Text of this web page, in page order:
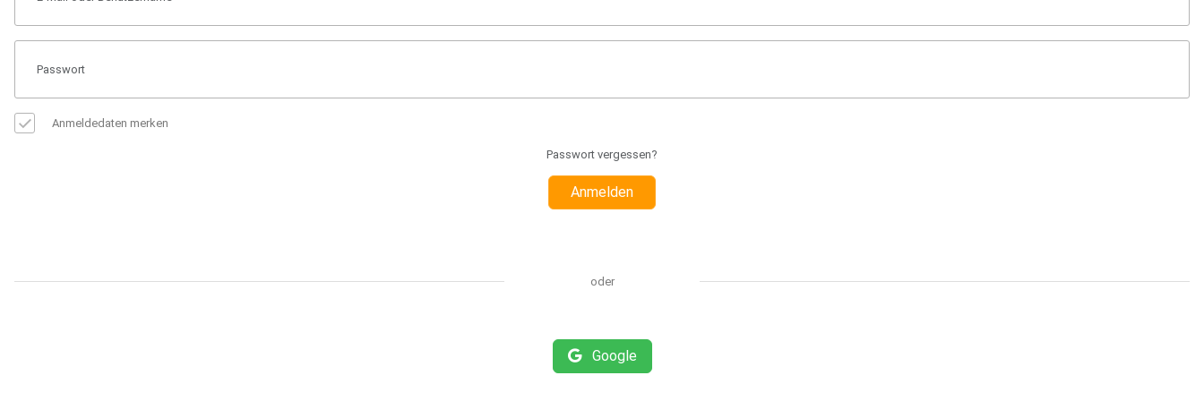
Anmeldedaten merken
Passwort vergessen?
Anmelden
oder
Google